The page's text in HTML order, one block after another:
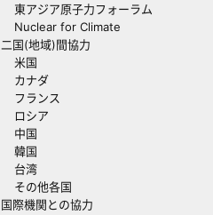
東アジア原子力フォーラム
Nuclear for Climate
二国(地域)間協力
米国
カナダ
フランス
ロシア
中国
韓国
台湾
その他各国
国際機関との協力